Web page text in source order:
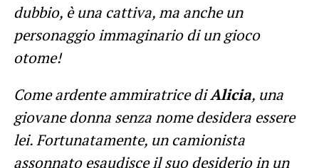
dubbio, è una cattiva, ma anche un
personaggio immaginario di un gioco
otome!
Come ardente ammiratrice diAlicia, una
giovane donna senza nome desidera essere
lei. Fortunatamente, un camionista
assonnato esaudisce il suo desiderio in un